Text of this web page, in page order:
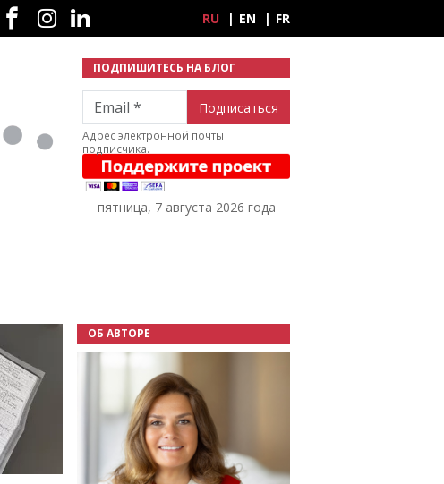
Социальные сети
RU EN FR
ПОДПИШИТЕСЬ НА БЛОГ
Email
Адрес электронной почты
подписчика.
пятница, 7 августа 2026 года
ОБ АВТОРЕ